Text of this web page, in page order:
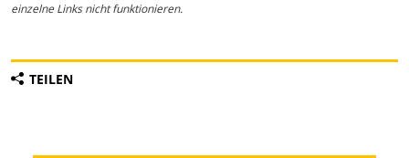
einzelne Links nicht funktionieren.
TEILEN